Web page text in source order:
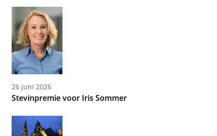
26 juni 2026
Stevinpremie voor Iris Sommer